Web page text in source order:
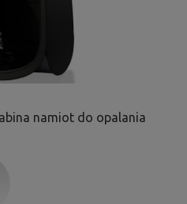
namiot do opalania